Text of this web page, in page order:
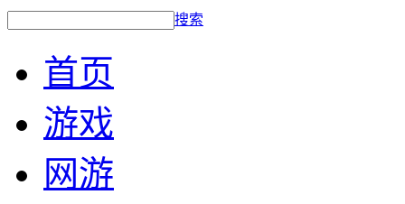
搜索
首页
游戏
网游